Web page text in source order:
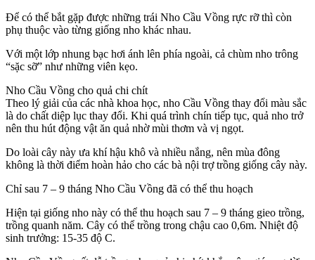
Để có thể bắt gặp được những trái Nho Cầu Vồng rực rỡ thì còn
phụ thuộc vào từng giống nho khác nhau.
Với một lớp nhung bạc hơi ánh lên phía ngoài, cả chùm nho trông
“sặc sỡ” như những viên kẹo.
Nho Cầu Vồng cho quả chi chít
Theo lý giải của các nhà khoa học, nho Cầu Vồng thay đổi màu sắc
là do chất diệp lục thay đổi. Khi quá trình chín tiếp tục, quả nho trở
nên thu hút động vật ăn quả nhờ mùi thơm và vị ngọt.
Do loài cây này ưa khí hậu khô và nhiều nắng, nên mùa đông
không là thời điểm hoàn hảo cho các bà nội trợ trồng giống cây này.
Chỉ sau 7 – 9 tháng Nho Cầu Vồng đã có thể thu hoạch
Hiện tại giống nho này có thể thu hoạch sau 7 – 9 tháng gieo trồng,
trồng quanh năm. Cây có thể trồng trong chậu cao 0,6m. Nhiệt độ
sinh trưởng: 15-35 độ C.